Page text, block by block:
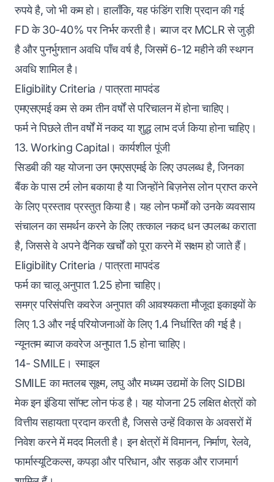
रुपये है, जो भी कम हो। हालाँकि, यह फंडिंग राशि प्रदान की गई
FD के 30-40% पर निर्भर करती है। ब्याज दर MCLR से जुड़ी
है और पुनर्भुगतान अवधि पाँच वर्ष है, जिसमें 6-12 महीने की स्थगन
अवधि शामिल है।
Eligibility Criteria।पात्रता मापदंड
एमएसएमई कम से कम तीन वर्षों से परिचालन में होना चाहिए।
फर्म ने पिछले तीन वर्षों में नकद या शुद्ध लाभ दर्ज किया होना चाहिए।
13. Working Capital। कार्यशील पूंजी
सिडबी की यह योजना उन एमएसएमई के लिए उपलब्ध है, जिनका
बैंक के पास टर्म लोन बकाया है या जिन्होंने बिज़नेस लोन प्राप्त करने
के लिए प्रस्ताव प्रस्तुत किया है। यह लोन फर्मों को उनके व्यवसाय
संचालन का समर्थन करने के लिए तत्काल नकद धन उपलब्ध कराता
है, जिससे वे अपने दैनिक खर्चों को पूरा करने में सक्षम हो जाते हैं।
Eligibility Criteria।पात्रता मापदंड
फर्म का चालू अनुपात 1.25 होना चाहिए।
समग्र परिसंपत्ति कवरेज अनुपात की आवश्यकता मौजूदा इकाइयों के
लिए 1.3 और नई परियोजनाओं के लिए 1.4 निर्धारित की गई है।
न्यूनतम ब्याज कवरेज अनुपात 1.5 होना चाहिए।
14- SMILE। स्माइल
SMILE का मतलब सूक्ष्म, लघु और मध्यम उद्यमों के लिए SIDBI
मेक इन इंडिया सॉफ्ट लोन फंड है। यह योजना 25 लक्षित क्षेत्रों को
वित्तीय सहायता प्रदान करती है, जिससे उन्हें विकास के अवसरों में
निवेश करने में मदद मिलती है। इन क्षेत्रों में विमानन, निर्माण, रेलवे,
फार्मास्यूटिकल्स, कपड़ा और परिधान, और सड़क और राजमार्ग